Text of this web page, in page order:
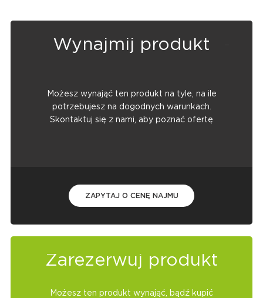
Wynajmij produkt
Możesz wynająć ten produkt na tyle, na ile
potrzebujesz na dogodnych warunkach.
Skontaktuj się z nami, aby poznać ofertę
ZAPYTAJ O CENĘ NAJMU
Zarezerwuj produkt
Możesz ten produkt wynająć, bądź kupić